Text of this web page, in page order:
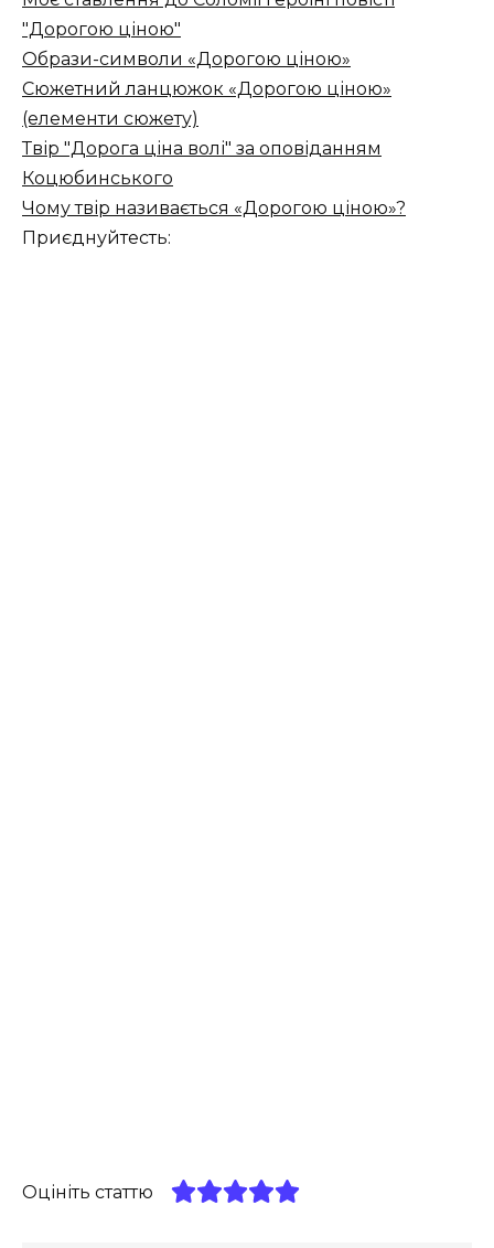
"Дорогою ціною"
Образи-символи «Дорогою ціною»
Сюжетний ланцюжок «Дорогою ціною»
(елементи сюжету)
Твір "Дорога ціна волі" за оповіданням
Коцюбинського
Чому твір називається «Дорогою ціною»?
Приєднуйтесть:
Оцініть статтю